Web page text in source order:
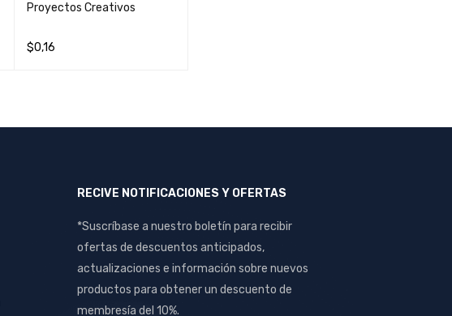
Proyectos Creativos
$0,16
RECIVE NOTIFICACIONES Y OFERTAS
*Suscríbase a nuestro boletín para recibir
ofertas de descuentos anticipados,
actualizaciones e información sobre nuevos
productos para obtener un descuento de
membresía del 10%.